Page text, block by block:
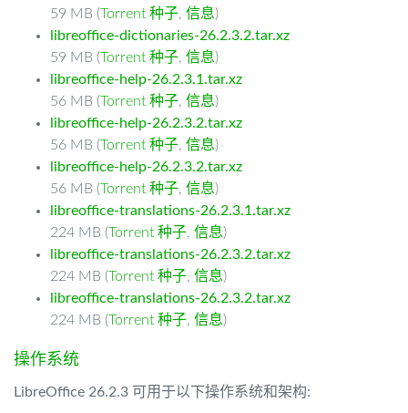
59 MB (Torrent 种子, 信息)
libreoffice-dictionaries-26.2.3.2.tar.xz
59 MB (Torrent 种子, 信息)
libreoffice-help-26.2.3.1.tar.xz
56 MB (Torrent 种子, 信息)
libreoffice-help-26.2.3.2.tar.xz
56 MB (Torrent 种子, 信息)
libreoffice-help-26.2.3.2.tar.xz
56 MB (Torrent 种子, 信息)
libreoffice-translations-26.2.3.1.tar.xz
224 MB (Torrent 种子, 信息)
libreoffice-translations-26.2.3.2.tar.xz
224 MB (Torrent 种子, 信息)
libreoffice-translations-26.2.3.2.tar.xz
224 MB (Torrent 种子, 信息)
操作系统
LibreOffice 26.2.3 可用于以下操作系统和架构: